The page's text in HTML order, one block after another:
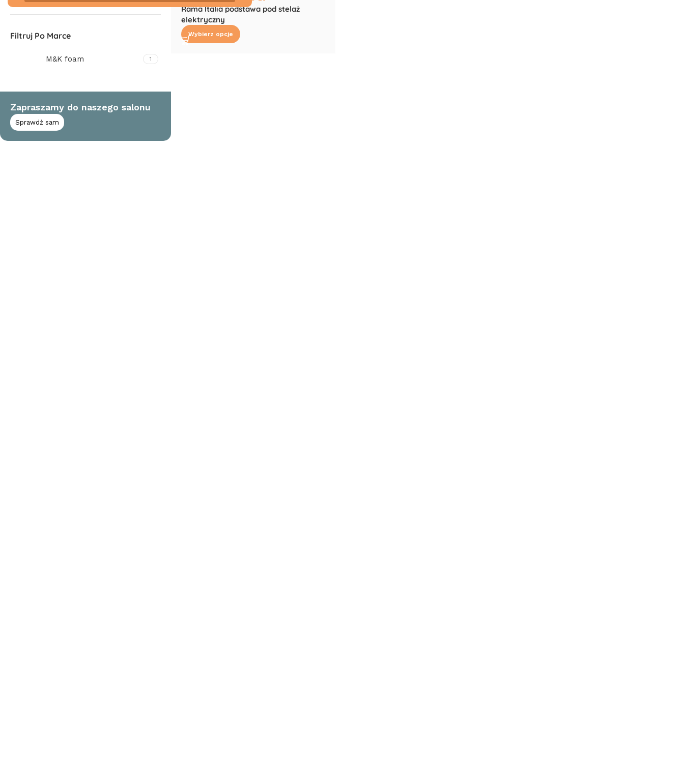
Filtruj Po Marce
M&K foam 1
Zapraszamy do naszego salonu
Sprawdź sam
Rama Italia podstawa pod stelaż
elektryczny
Wybierz opcje